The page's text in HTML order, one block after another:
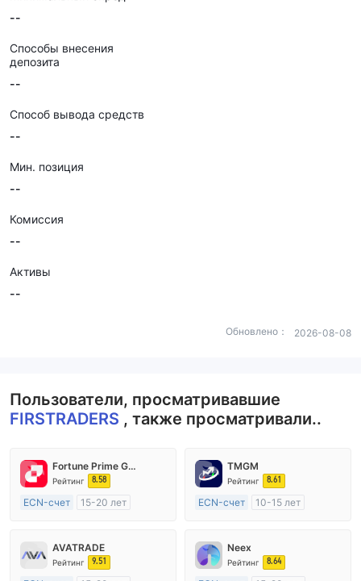
--
Способы внесения
депозита
--
Способ вывода средств
--
Мин. позиция
--
Комиссия
--
Активы
--
Обновлено： 2026-08-08
Пользователи, просматривавшие
FIRSTRADERS , также просматривали..
Fortune Prime Global
Рейтинг 8.58
ECN-счет
15-20 лет
Основной стандарт MT4
TMGM
Рейтинг 8.61
ECN-счет
10-15 лет
Маркет-Мейкинг (MM)
Основной стандарт MT4
AVATRADE
Рейтинг 9.51
Neex
Рейтинг 8.64